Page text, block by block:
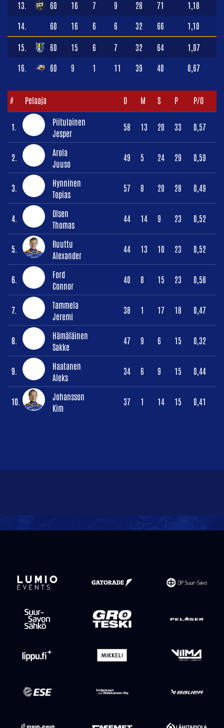
13. 60 16 7 9 28 71 1,18
14. 60 16 6 6 32 66 1,10
15. 60 15 6 7 32 64 1,07
16. 60 9 1 11 39 40 0,67
# Pelaaja O M S P P/O
1.
Piitulainen
Jesper
58 13 20 33 0,57
2.
Arola
Juuso
49 5 24 29 0,59
3.
Hynninen
Topias
57 8 20 28 0,49
4.
Olsen
Thomas
44 14 9 23 0,52
5.
Ruuttu
Alexander
44 13 10 23 0,52
6.
Ford
Connor
40 8 15 23 0,58
7.
Tammela
Jeremi
38 1 17 18 0,47
8.
Hämäläinen
Sakke
47 9 6 15 0,32
9.
Haatanen
Aleks
34 6 9 15 0,44
10.
Johansson
Kim
37 1 14 15 0,41